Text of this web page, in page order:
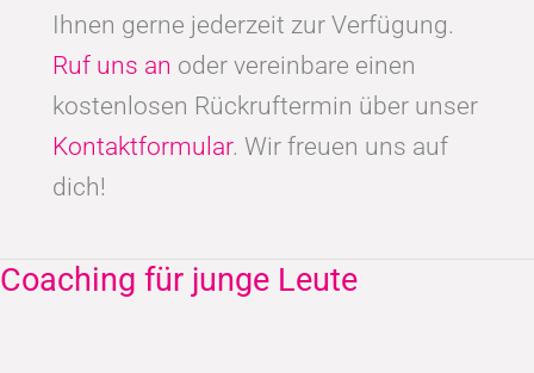
Ihnen gerne jederzeit zur Verfügung.
Ruf uns an oder vereinbare einen
kostenlosen Rückruftermin über unser
Kontaktformular. Wir freuen uns auf
dich!
Coaching für junge Leute
Coaching